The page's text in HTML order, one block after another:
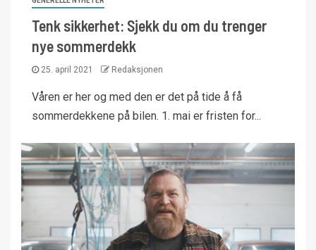
Tenk sikkerhet: Sjekk du om du trenger
nye sommerdekk
25. april 2021 Redaksjonen
Våren er her og med den er det på tide å få
sommerdekkene på bilen. 1. mai er fristen for...